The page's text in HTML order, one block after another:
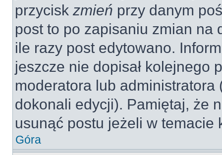
przycisk zmień przy danym
post to po zapisaniu zmian na
ile razy post edytowano.
jeszcze nie dopisał kolejnego
moderatora lub
dokonali edycji). Pamiętaj, że
usunąć postu jeżeli w temacie
Góra